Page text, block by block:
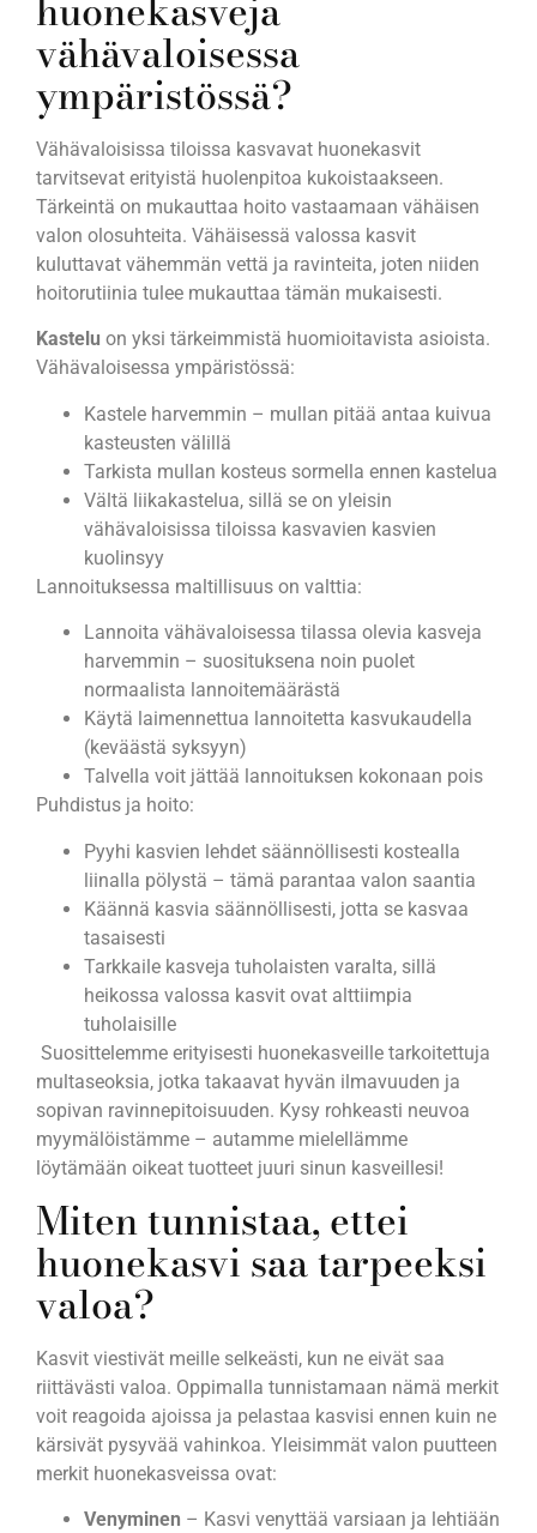
vähävaloisessa
ympäristössä?
Vähävaloisissa tiloissa kasvavat huonekasvit
tarvitsevat erityistä huolenpitoa kukoistaakseen.
Tärkeintä on mukauttaa hoito vastaamaan vähäisen
valon olosuhteita. Vähäisessä valossa kasvit
kuluttavat vähemmän vettä ja ravinteita, joten niiden
hoitorutiinia tulee mukauttaa tämän mukaisesti.
Kastelu on yksi tärkeimmistä huomioitavista asioista.
Vähävaloisessa ympäristössä:
Kastele harvemmin – mullan pitää antaa kuivua
kasteusten välillä
Tarkista mullan kosteus sormella ennen kastelua
Vältä liikakastelua, sillä se on yleisin
vähävaloisissa tiloissa kasvavien kasvien
kuolinsyy
Lannoituksessa maltillisuus on valttia:
Lannoita vähävaloisessa tilassa olevia kasveja
harvemmin – suosituksena noin puolet
normaalista lannoitemäärästä
Käytä laimennettua lannoitetta kasvukaudella
(keväästä syksyyn)
Talvella voit jättää lannoituksen kokonaan pois
Puhdistus ja hoito:
Pyyhi kasvien lehdet säännöllisesti kostealla
liinalla pölystä – tämä parantaa valon saantia
Käännä kasvia säännöllisesti, jotta se kasvaa
tasaisesti
Tarkkaile kasveja tuholaisten varalta, sillä
heikossa valossa kasvit ovat alttiimpia
tuholaisille
Suosittelemme erityisesti huonekasveille tarkoitettuja
multaseoksia, jotka takaavat hyvän ilmavuuden ja
sopivan ravinnepitoisuuden. Kysy rohkeasti neuvoa
myymälöistämme – autamme mielellämme
löytämään oikeat tuotteet juuri sinun kasveillesi!
Miten tunnistaa, ettei
huonekasvi saa tarpeeksi
valoa?
Kasvit viestivät meille selkeästi, kun ne eivät saa
riittävästi valoa. Oppimalla tunnistamaan nämä merkit
voit reagoida ajoissa ja pelastaa kasvisi ennen kuin ne
kärsivät pysyvää vahinkoa. Yleisimmät valon puutteen
merkit huonekasveissa ovat:
Venyminen – Kasvi venyttää varsiaan ja lehtiään